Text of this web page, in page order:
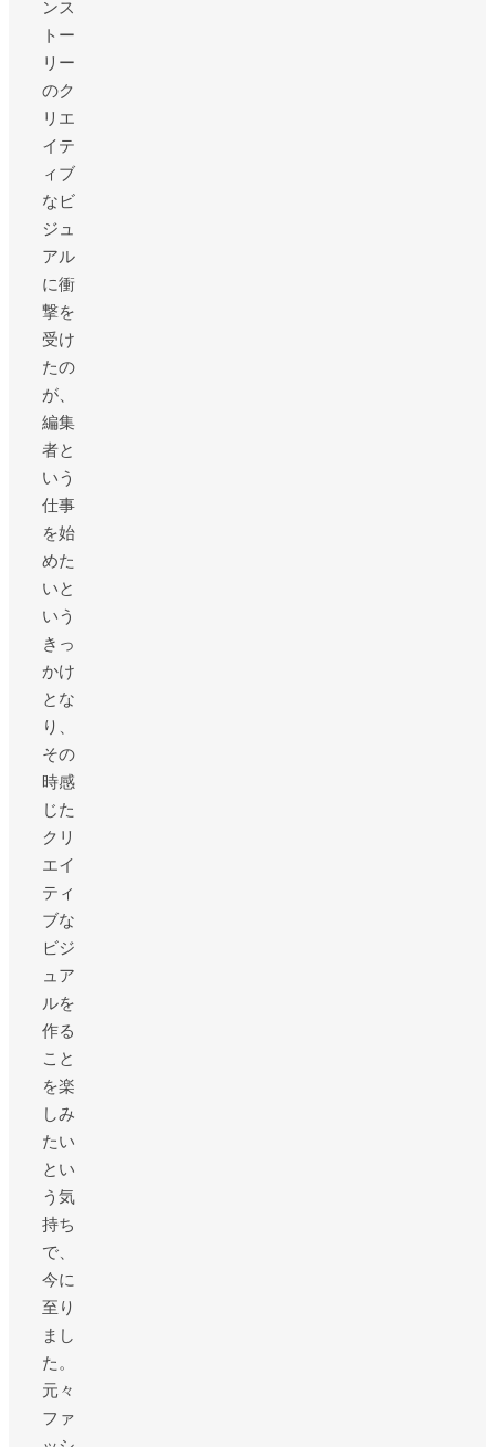
ンス
トー
リー
のク
リエ
イテ
ィブ
なビ
ジュ
アル
に衝
撃を
受け
たの
が、
編集
者と
いう
仕事
を始
めた
いと
いう
きっ
かけ
とな
り、
その
時感
じた
クリ
エイ
ティ
ブな
ビジ
ュア
ルを
作る
こと
を楽
しみ
たい
とい
う気
持ち
で、
今に
至り
まし
た。
元々
ファ